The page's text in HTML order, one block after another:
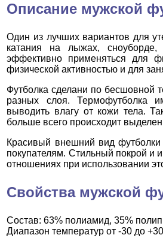
Описание мужской
Один из лучших вариантов для
катания на лыжах, сноуборде,
эффективно применяться для
физической активностью и для
Футболка сделани по бесшовной
разных слоя. Термофутболка
выводить влагу от кожи тела.
больше всего происходит
Красивый внешний вид
покупателям. Стильный покрой и
отношениях при использовании
Свойства мужской
Состав: 63% полиамид, 35%
Диапазон температур от -30 до